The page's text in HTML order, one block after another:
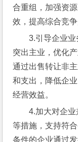
合重组，加强资
效，提高综合竞争
3.引导企业业
突出主业，优化
通过出售转让非
和支出，降低企
经营效益。
4.加大对企
等措施，支持符
条件的企业通过